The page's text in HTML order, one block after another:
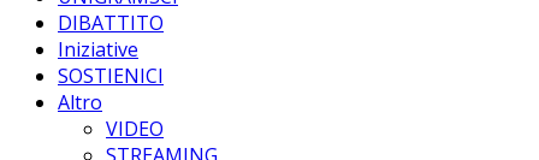
DIBATTITO
Iniziative
SOSTIENICI
Altro
VIDEO